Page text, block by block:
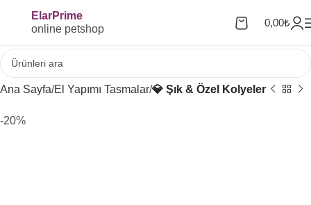
ElarPrime
online petshop
0,00₺
Ana Sayfa El Yapımı Tasmalar 💎 Şık & Özel Kolyeler
-20%